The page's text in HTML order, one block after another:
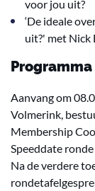
voor jou uit?
‘De ideale
uit?' met Nick
Programma
Aanvang om
Volmerink,
Membership
Speeddate
Na de verdere